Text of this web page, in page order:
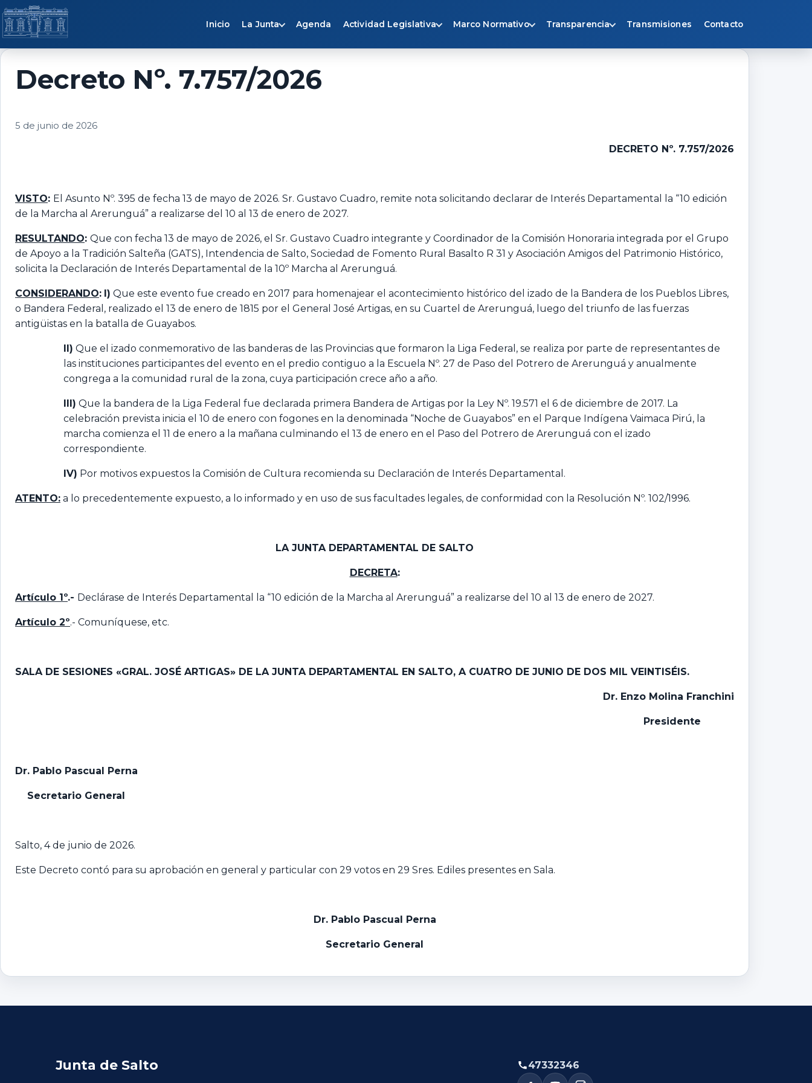
Saltar al contenido
Inicio La Junta Agenda Actividad Legislativa Marco Normativo Transparencia Transmisiones Contacto
Decreto Nº. 7.757/2026
5 de junio de 2026
DECRETO Nº. 7.757/2026
VISTO: El Asunto Nº. 395 de fecha 13 de mayo de 2026. Sr. Gustavo Cuadro, remite nota solicitando declarar de Interés Departamental la “10 edición
de la Marcha al Arerunguá” a realizarse del 10 al 13 de enero de 2027.
RESULTANDO: Que con fecha 13 de mayo de 2026, el Sr. Gustavo Cuadro integrante y Coordinador de la Comisión Honoraria integrada por el Grupo
de Apoyo a la Tradición Salteña (GATS), Intendencia de Salto, Sociedad de Fomento Rural Basalto R 31 y Asociación Amigos del Patrimonio Histórico,
solicita la Declaración de Interés Departamental de la 10º Marcha al Arerunguá.
CONSIDERANDO: I) Que este evento fue creado en 2017 para homenajear el acontecimiento histórico del izado de la Bandera de los Pueblos Libres,
o Bandera Federal, realizado el 13 de enero de 1815 por el General José Artigas, en su Cuartel de Arerunguá, luego del triunfo de las fuerzas
antigüistas en la batalla de Guayabos.
II) Que el izado conmemorativo de las banderas de las Provincias que formaron la Liga Federal, se realiza por parte de representantes de
las instituciones participantes del evento en el predio contiguo a la Escuela Nº. 27 de Paso del Potrero de Arerunguá y anualmente
congrega a la comunidad rural de la zona, cuya participación crece año a año.
III) Que la bandera de la Liga Federal fue declarada primera Bandera de Artigas por la Ley Nº. 19.571 el 6 de diciembre de 2017. La
celebración prevista inicia el 10 de enero con fogones en la denominada “Noche de Guayabos” en el Parque Indígena Vaimaca Pirú, la
marcha comienza el 11 de enero a la mañana culminando el 13 de enero en el Paso del Potrero de Arerunguá con el izado
correspondiente.
IV) Por motivos expuestos la Comisión de Cultura recomienda su Declaración de Interés Departamental.
ATENTO: a lo precedentemente expuesto, a lo informado y en uso de sus facultades legales, de conformidad con la Resolución Nº. 102/1996.
LA JUNTA DEPARTAMENTAL DE SALTO
DECRETA:
Artículo 1º.- Declárase de Interés Departamental la “10 edición de la Marcha al Arerunguá” a realizarse del 10 al 13 de enero de 2027.
Artículo 2º.- Comuníquese, etc.
SALA DE SESIONES «GRAL. JOSÉ ARTIGAS» DE LA JUNTA DEPARTAMENTAL EN SALTO, A CUATRO DE JUNIO DE DOS MIL VEINTISÉIS.
Dr. Enzo Molina Franchini
Presidente
Dr. Pablo Pascual Perna
Secretario General
Salto, 4 de junio de 2026.
Este Decreto contó para su aprobación en general y particular con 29 votos en 29 Sres. Ediles presentes en Sala.
Dr. Pablo Pascual Perna
Secretario General
Junta de Salto 47332346